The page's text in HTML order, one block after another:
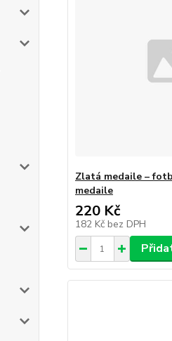
Zlatá medaile –
medaile
220 Kč
182 Kč bez DPH